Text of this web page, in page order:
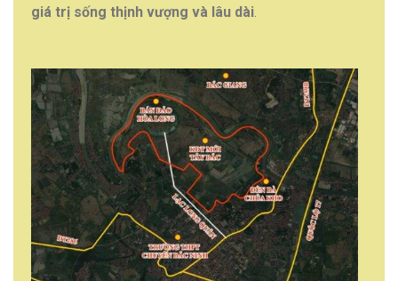
giá trị sống thịnh vượng và lâu dài.